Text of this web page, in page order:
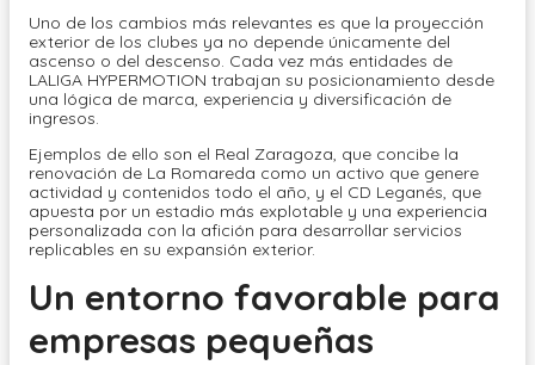
Uno de los cambios más relevantes es que la proyección
exterior de los clubes ya no depende únicamente del
ascenso o del descenso. Cada vez más entidades de
LALIGA HYPERMOTION trabajan su posicionamiento desde
una lógica de marca, experiencia y diversificación de
ingresos.
Ejemplos de ello son el Real Zaragoza, que concibe la
renovación de La Romareda como un activo que genere
actividad y contenidos todo el año, y el CD Leganés, que
apuesta por un estadio más explotable y una experiencia
personalizada con la afición para desarrollar servicios
replicables en su expansión exterior.
Un entorno favorable para
empresas pequeñas